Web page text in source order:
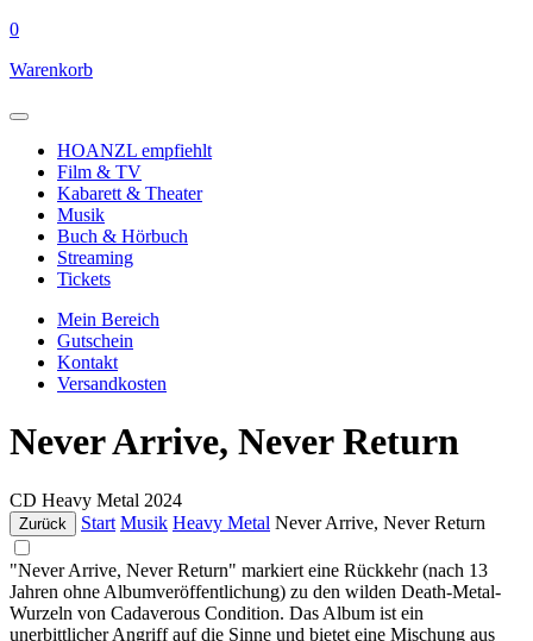
0
Warenkorb
HOANZL empfiehlt
Film & TV
Kabarett & Theater
Musik
Buch & Hörbuch
Streaming
Tickets
Mein Bereich
Gutschein
Kontakt
Versandkosten
Never Arrive, Never Return
CD Heavy Metal 2024
Zurück Start Musik Heavy Metal Never Arrive, Never Return
"Never Arrive, Never Return" markiert eine Rückkehr (nach 13
Jahren ohne Albumveröffentlichung) zu den wilden Death-Metal-
Wurzeln von Cadaverous Condition. Das Album ist ein
unerbittlicher Angriff auf die Sinne und bietet eine Mischung aus